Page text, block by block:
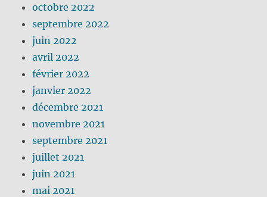
octobre 2022
septembre 2022
juin 2022
avril 2022
février 2022
janvier 2022
décembre 2021
novembre 2021
septembre 2021
juillet 2021
juin 2021
mai 2021